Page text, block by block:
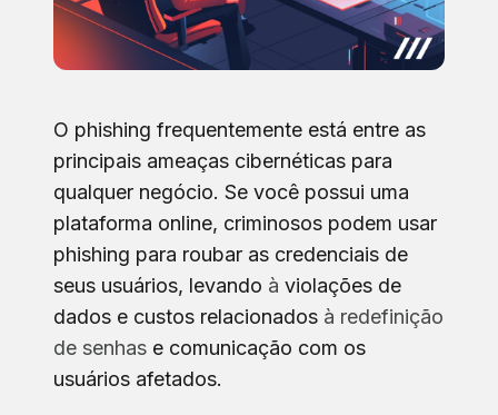
O phishing frequentemente está entre as
principais ameaças cibernéticas para
qualquer negócio. Se você possui uma
plataforma online, criminosos podem usar
phishing para roubar as credenciais de
seus usuários, levando à violações de
dados e custos relacionados à redefinição
de senhas e comunicação com os
usuários afetados.